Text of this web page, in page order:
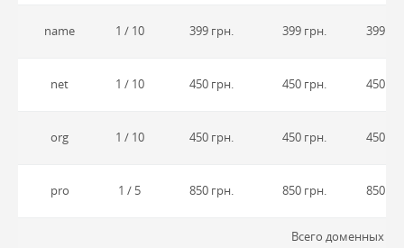
name 1 / 10 399 грн. 399 грн. 399
net 1 / 10 450 грн. 450 грн. 450
org 1 / 10 450 грн. 450 грн. 450
pro 1 / 5 850 грн. 850 грн. 850
Всего доменных